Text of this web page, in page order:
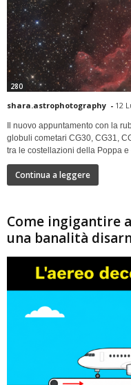
280
shara.astrophotography - 12
Il nuovo appuntamento con la
globuli cometari CG30, CG31,
tra le costellazioni della Poppa e
Continua a leggere
Come ingigantire
una banalità